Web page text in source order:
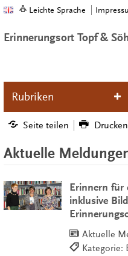
Leichte Sprache
Erinnerungsort Topf &
Rubriken
Seite teilen Drucken
Aktuelle
Erinnern für
inklusive
Aktuelle
Kategorie: